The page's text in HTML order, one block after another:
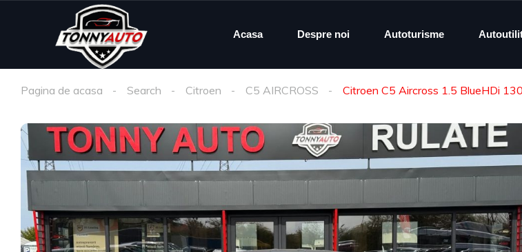
Acasa Despre noi Autoturisme
Pagina de acasa Search Citroen C5 AIRCROSS Citroen C5 Aircross 1.5 BlueHDi